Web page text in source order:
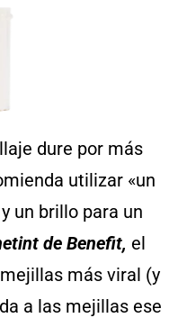
dure por más
utilizar «un
un brillo para un
de Benefit, el
más viral (y
a las mejillas ese